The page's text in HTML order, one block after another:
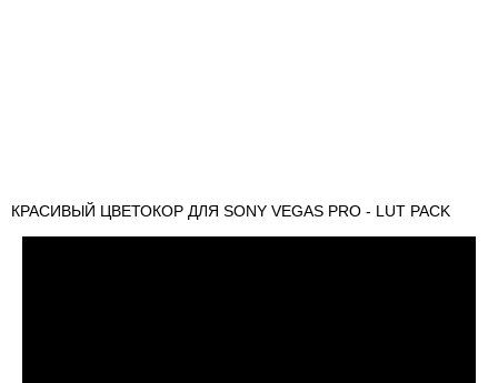
КРАСИВЫЙ ЦВЕТОКОР ДЛЯ SONY VEGAS PRO - LUT PACK